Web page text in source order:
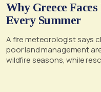
Why Greece
Every Summer
A fire meteorologist says
poor land management
wildfire seasons, while